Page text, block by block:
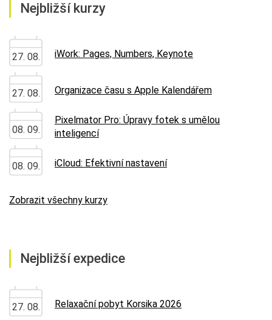
Nejbližší kurzy
27. 08. iWork: Pages, Numbers, Keynote
27. 08. Organizace času s Apple Kalendářem
08. 09.
Pixelmator Pro: Úpravy fotek s umělou
inteligencí
08. 09. iCloud: Efektivní nastavení
Zobrazit všechny kurzy
Nejbližší expedice
27. 08. Relaxační pobyt Korsika 2026